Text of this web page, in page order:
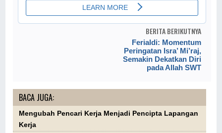
BERITA BERIKUTNYA
Ferialdi: Momentum
Peringatan Isra’ Mi’raj,
Semakin Dekatkan Diri
pada Allah SWT
BACA JUGA:
Mengubah Pencari Kerja Menjadi Pencipta Lapangan
Kerja